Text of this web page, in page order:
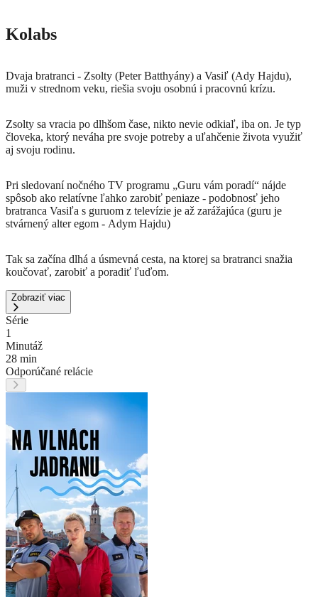
Kolabs
Dvaja bratranci - Zsolty (Peter Batthyány) a Vasiľ (Ady Hajdu),
muži v strednom veku, riešia svoju osobnú i pracovnú krízu.
Zsolty sa vracia po dlhšom čase, nikto nevie odkiaľ, iba on. Je typ
človeka, ktorý neváha pre svoje potreby a uľahčenie života využiť
aj svoju rodinu.
Pri sledovaní nočného TV programu „Guru vám poradí“ nájde
spôsob ako relatívne ľahko zarobiť peniaze - podobnosť jeho
bratranca Vasiľa s guruom z televízie je až zarážajúca (guru je
stvárnený alter egom - Adym Hajdu)
Tak sa začína dlhá a úsmevná cesta, na ktorej sa bratranci snažia
koučovať, zarobiť a poradiť ľuďom.
Zobraziť viac
Série
1
Minutáž
28 min
Odporúčané relácie